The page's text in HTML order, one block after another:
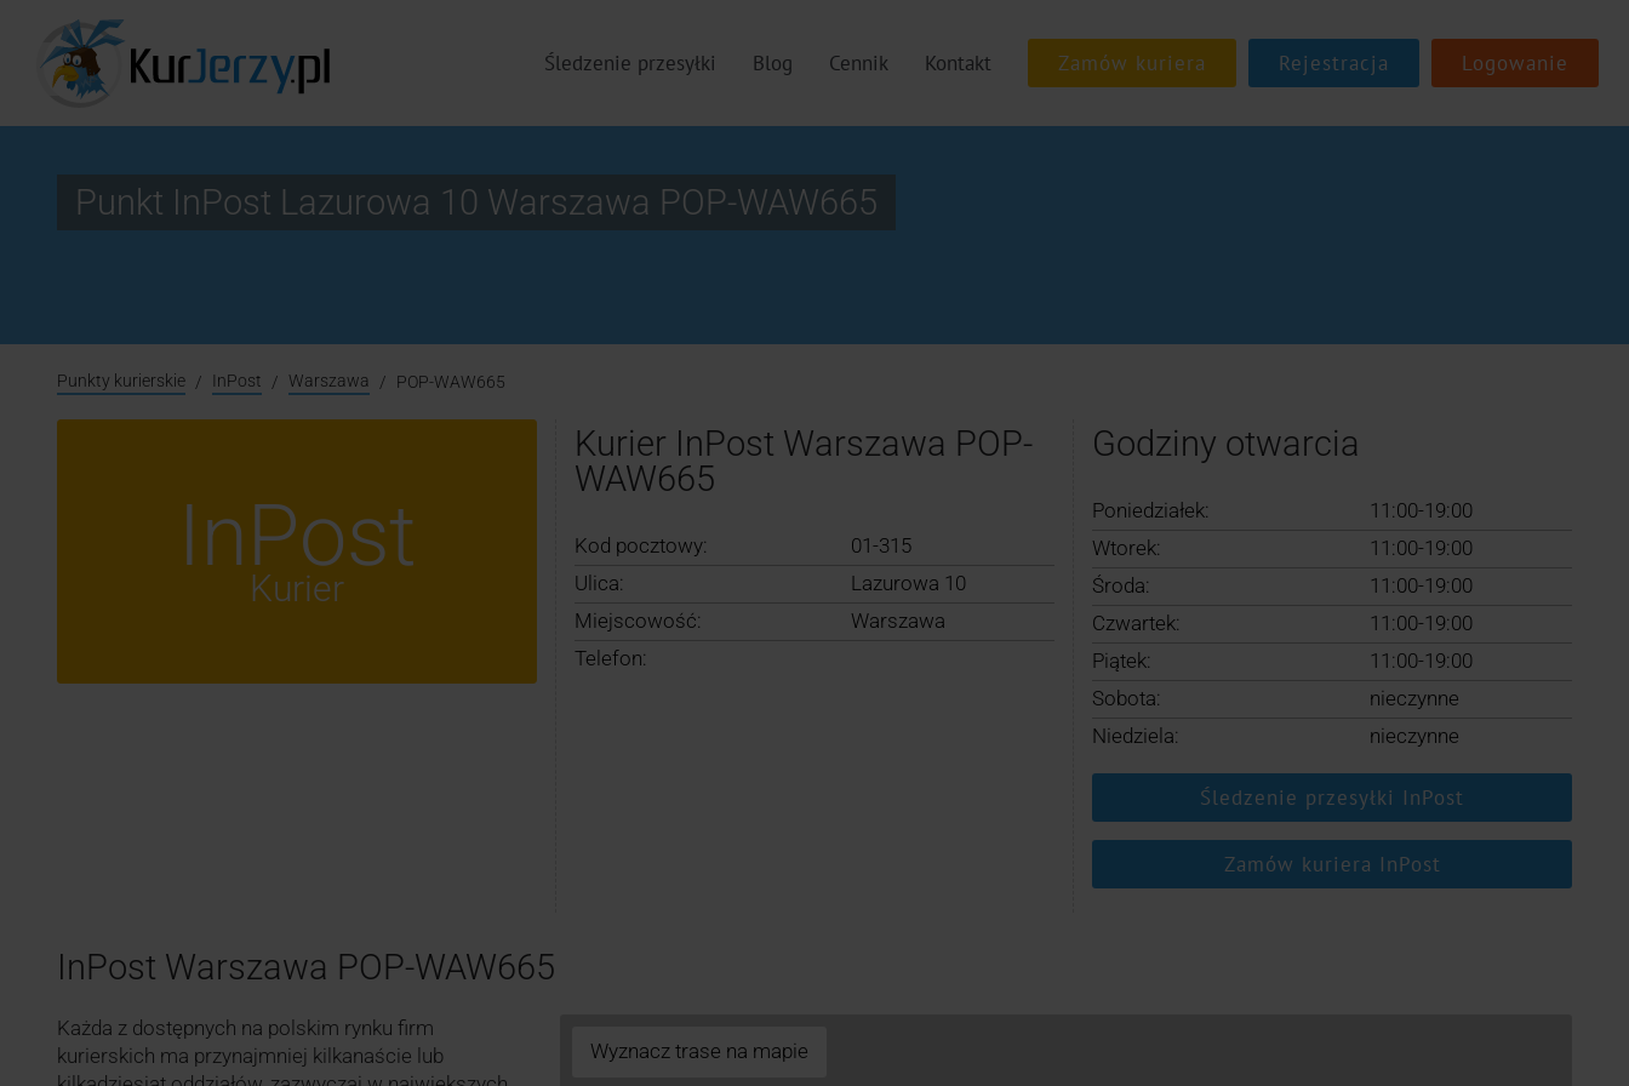
Śledzenie przesyłki Blog Cennik Kontakt Rejestracja Logowanie
Punkt InPost Lazurowa 10 Warszawa POP-WAW665
Punkty kurierskie InPost Warszawa POP-WAW665
InPost
Kurier
Kurier InPost Warszawa POP-
WAW665
Kod pocztowy:
01-315
Ulica:
Lazurowa 10
Miejscowość:
Warszawa
Telefon:
Godziny otwarcia
Poniedziałek:
11:00-19:00
Wtorek:
11:00-19:00
Środa:
11:00-19:00
Czwartek:
11:00-19:00
Piątek:
11:00-19:00
Sobota:
nieczynne
Niedziela:
nieczynne
Śledzenie przesyłki InPost
Zamów kuriera InPost
InPost Warszawa POP-WAW665
Każda z dostępnych na polskim rynku firm
kurierskich ma przynajmniej kilkanaście lub
Wyznacz trase na mapie